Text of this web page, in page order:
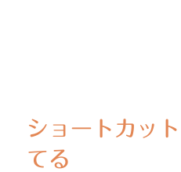
ショートカッ
てる